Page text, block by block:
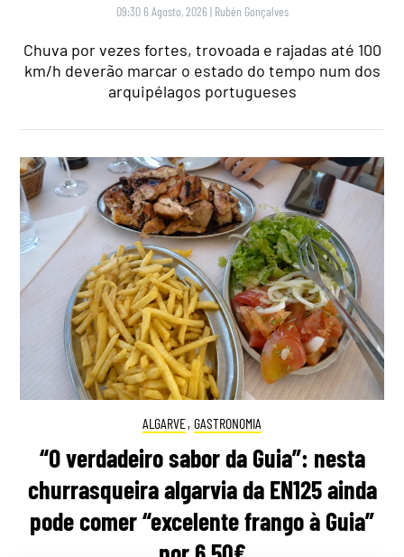
09:30 6 Agosto, 2026 | Rubén Gonçalves
Chuva por vezes fortes, trovoada e rajadas até 100
km/h deverão marcar o estado do tempo num dos
arquipélagos portugueses
ALGARVE, GASTRONOMIA
“O verdadeiro sabor da Guia”: nesta
churrasqueira algarvia da EN125 ainda
pode comer “excelente frango à Guia”